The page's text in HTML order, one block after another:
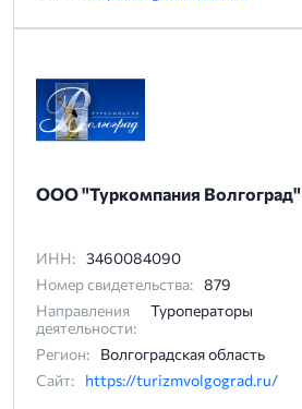
ООО "Туркомпания Волгоград"
ИНН: 3460084090
Номер свидетельства: 879
Направления
деятельности:
Туроператоры
Регион:
Волгоградская область
Сайт:
https://turizmvolgograd.ru/